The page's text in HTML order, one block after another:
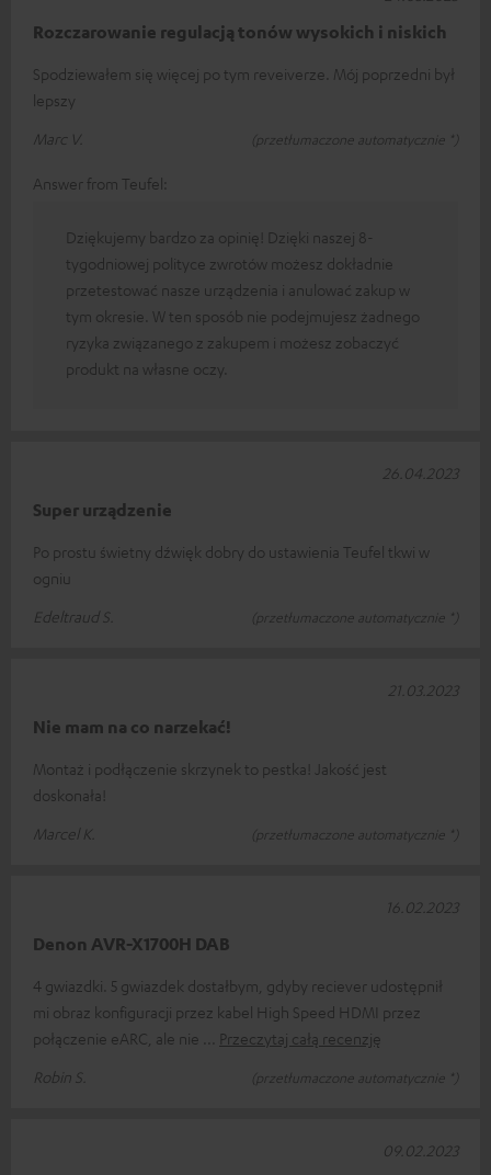
Rozczarowanie regulacją tonów wysokich i niskich
Spodziewałem się więcej po tym reveiverze. Mój poprzedni był
lepszy
Marc V.
(przetłumaczone automatycznie *)
Answer from Teufel:
Dziękujemy bardzo za opinię! Dzięki naszej 8-
tygodniowej polityce zwrotów możesz dokładnie
przetestować nasze urządzenia i anulować zakup w
tym okresie. W ten sposób nie podejmujesz żadnego
ryzyka związanego z zakupem i możesz zobaczyć
produkt na własne oczy.
Super urządzenie
Po prostu świetny dźwięk dobry do ustawienia Teufel tkwi w
ogniu
Edeltraud S.
(przetłumaczone automatycznie *)
26.04.2023
Nie mam na co narzekać!
Montaż i podłączenie skrzynek to pestka! Jakość jest
doskonała!
Marcel K.
(przetłumaczone automatycznie *)
21.03.2023
Denon AVR-X1700H DAB
4 gwiazdki. 5 gwiazdek dostałbym, gdyby reciever udostępnił
mi obraz konfiguracji przez kabel High Speed HDMI przez
połączenie eARC, ale nie
Przeczytaj całą recenzję
Robin S.
(przetłumaczone automatycznie *)
16.02.2023
09.02.2023